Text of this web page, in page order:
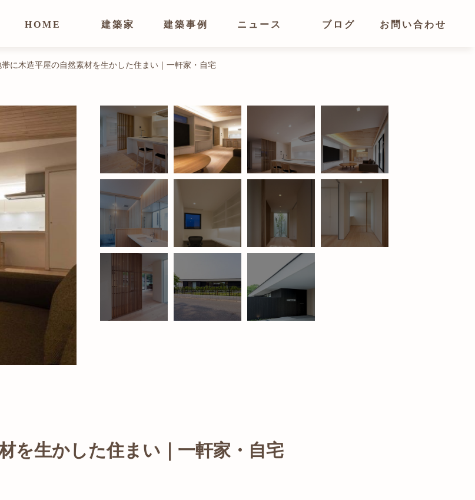
HOME 建築家 建築事例 ニュース ブログ お問い合わせ
帯に木造平屋の自然素材を生かした住まい｜一軒家・自宅
を生かした住まい｜一軒家・自宅